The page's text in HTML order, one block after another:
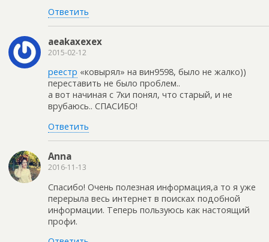
Ответить
aeakaxexex
2015-02-12
реестр «ковырял» на вин9598, было не жалко))
переставить не было проблем..
а вот начиная с 7ки понял, что старый, и не
врубаюсь.. СПАСИБО!
Ответить
Anna
2016-11-13
Спасибо! Очень полезная информация,а то я уже
перерыла весь интернет в поисках подобной
информации. Теперь пользуюсь как настоящий
профи.